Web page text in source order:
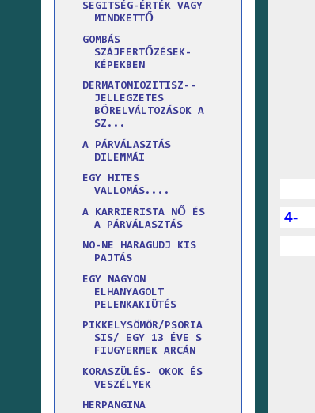
4-
SEGITSÉG-ÉRTÉK VAGY
MINDKETTŐ
GOMBÁS
SZÁJFERTŐZÉSEK-
KÉPEKBEN
DERMATOMIOZITISZ--
JELLEGZETES
BŐRELVÁLTOZÁSOK A
SZ...
A PÁRVÁLASZTÁS
DILEMMÁI
EGY HITES
VALLOMÁS....
A KARRIERISTA NŐ ÉS
A PÁRVÁLASZTÁS
NO-NE HARAGUDJ KIS
PAJTÁS
EGY NAGYON
ELHANYAGOLT
PELENKAKIÜTÉS
PIKKELYSÖMÖR/PSORIA
SIS/ EGY 13 ÉVE S
FIUGYERMEK ARCÁN
KORASZÜLÉS- OKOK ÉS
VESZÉLYEK
HERPANGINA